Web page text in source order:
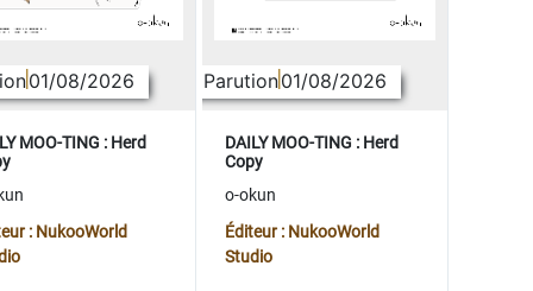
01/08/2026
MOO-TING : Herd
: NukooWorld
Parution01/08/2026
DAILY MOO-TING : Herd
Copy
o-okun
Éditeur : NukooWorld
Studio